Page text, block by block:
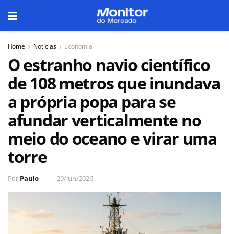
Home Notícias Economia
O estranho navio científico
de 108 metros que inundava
a própria popa para se
afundar verticalmente no
meio do oceano e virar uma
torre
Por Paulo 29/jun/2026